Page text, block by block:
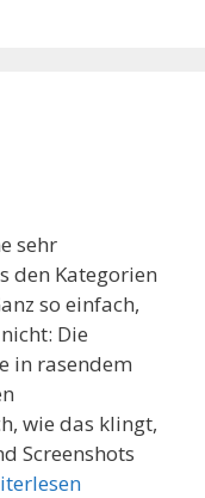
sehr
den Kategorien
so einfach,
Die
in rasendem
wie das klingt,
Screenshots